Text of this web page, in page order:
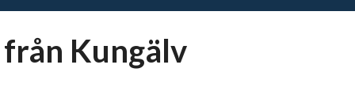
Kungälv